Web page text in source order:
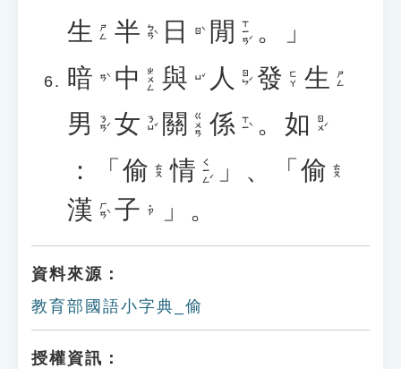
生 ㄕㄥ 半 ㄅㄢˋ 日 ㄖˋ 閒 ㄒㄧㄢˊ 。」
暗
ㄢˋ 中 ㄓㄨㄥ 與 ㄩˇ 人 ㄖㄣˊ 發 ㄈㄚ 生 ㄕㄥ
男 ㄋㄢˊ 女 ㄋㄩˇ 關 ㄍㄨㄢ 係 ㄒㄧˋ 。 如 ㄖㄨˊ
：「 偷 ㄊㄡ 情 ㄑㄧㄥˊ 」、「 偷 ㄊㄡ
漢 ㄏㄢˋ 子 ˙ㄗ 」。
資料來源：
教育部國語小字典_偷
授權資訊：